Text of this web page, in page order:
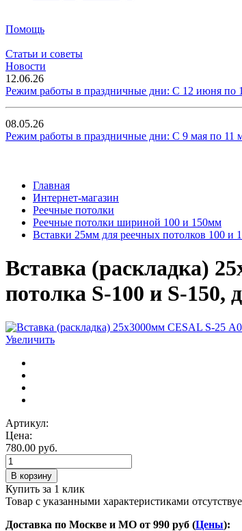
Помощь
Статьи и советы
Новости
12.06.26
Режим работы в праздничные дни: С 12 июня по
08.05.26
Режим работы в праздничные дни: С 9 мая по 11
Главная
Интернет-магазин
Реечные потолки
Реечные потолки шириной 100 и 150мм
Вставки 25мм для реечных потолков 100 и
Вставка (раскладка)
потолка S-100 и S-
Увеличить
Артикул:
Цена:
780.00 руб.
В корзину
Купить за 1 клик
Товар с указанными характеристиками
Доставка по Москве и МО от 990 руб (Цены):